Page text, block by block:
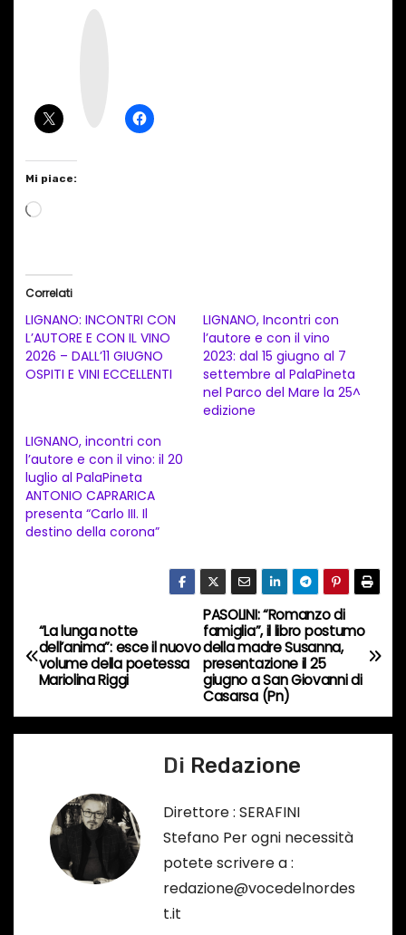
Mi piace:
C
a
m
e
t
o
i
n
c
o
…
Correlati
LIGNANO: INCONTRI CON
L’AUTORE E CON IL VINO
2026 – DALL’11 GIUGNO
OSPITI E VINI ECCELLENTI
LIGNANO, Incontri con
l’autore e con il vino
2023: dal 15 giugno al 7
settembre al PalaPineta
nel Parco del Mare la 25^
edizione
LIGNANO, incontri con
l’autore e con il vino: il 20
luglio al PalaPineta
ANTONIO CAPRARICA
presenta “Carlo III. Il
destino della corona”
N
a
i
PASOLINI: “Romanzo di
famiglia”, il libro postumo
della madre Susanna,
presentazione il 25
giugno a San Giovanni di
Casarsa (Pn)
“La lunga notte
dell’anima”: esce il nuovo
volume della poetessa
Mariolina Riggi
Di Redazione
Direttore : SERAFINI
Stefano Per ogni necessità
potete scrivere a :
redazione@vocedelnordes
t.it